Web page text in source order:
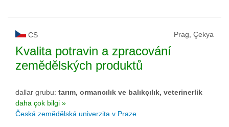
CS Prag, Çekya
Kvalita potravin a zpracování
zemědělských produktů
dallar grubu: tarım, ormancılık ve balıkçılık, veterinerlik
daha çok bilgi »
Česká zemědělská univerzita v Praze